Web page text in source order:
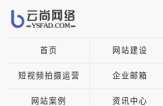
首页 网站建设
短视频拍摄运营 企业邮箱
网站案例 资讯中心